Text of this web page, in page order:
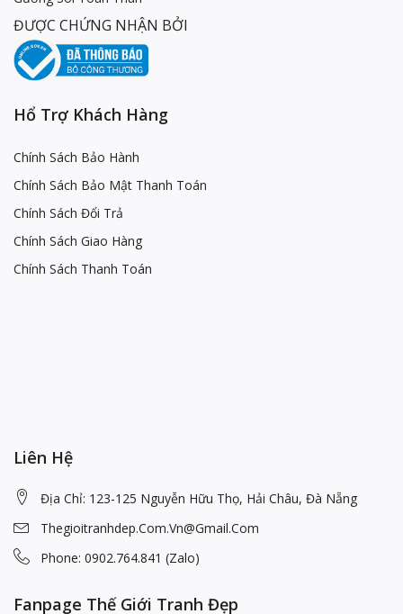
ĐƯỢC CHỨNG NHẬN BỞI
Hổ Trợ Khách Hàng
Chính Sách Bảo Hành
Chính Sách Bảo Mật Thanh Toán
Chính Sách Đổi Trả
Chính Sách Giao Hàng
Chính Sách Thanh Toán
Liên Hệ
Địa Chỉ: 123-125 Nguyễn Hữu Thọ, Hải Châu, Đà Nẵng
Thegioitranhdep.com.vn@gmail.com
Phone: 0902.764.841 (Zalo)
Fanpage Thế Giới Tranh Đẹp